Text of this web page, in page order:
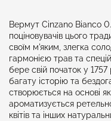
Вермут Cinzano Bianco
поціновувачів цього
своїм м'яким, злегка
гармонією трав та
бере свій початок у
багату історію та
створюється на основі
ароматизується
квітів та інших